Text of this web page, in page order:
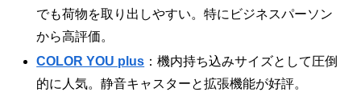
でも荷物を取り出しやすい。特にビジネスパーソン
から高評価。
COLOR YOU plus ：機内持ち込みサイズとして圧倒
的に人気。静音キャスターと拡張機能が好評。